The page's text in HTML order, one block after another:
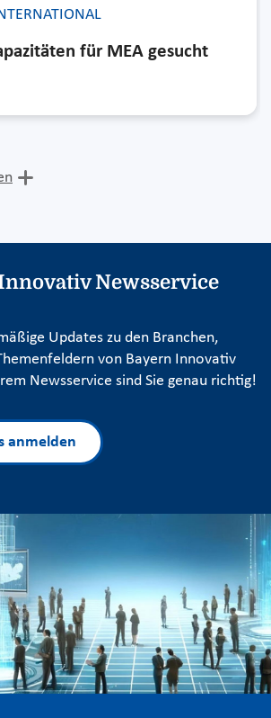
für MEA gesucht
Newsservice
Updates zu den Branchen,
von Bayern Innovativ
Newsservice sind Sie genau richtig!
anmelden